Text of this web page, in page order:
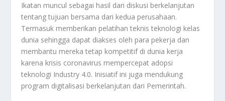
Ikatan muncul sebagai hasil dari diskusi berkelanjutan
tentang tujuan bersama dari kedua perusahaan.
Termasuk memberikan pelatihan teknis teknologi kelas
dunia sehingga dapat diakses oleh para pekerja dan
membantu mereka tetap kompetitif di dunia kerja
karena krisis coronavirus mempercepat adopsi
teknologi Industry 4.0. Inisiatif ini juga mendukung
program digitalisasi berkelanjutan dari Pemerintah.